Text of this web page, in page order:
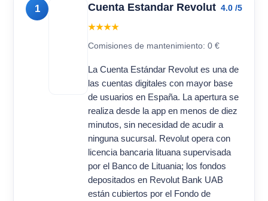
1 Cuenta Estandar Revolut 4.0 /5
★★★★
Comisiones de mantenimiento: 0 €
La Cuenta Estándar Revolut es una de
las cuentas digitales con mayor base
de usuarios en España. La apertura se
realiza desde la app en menos de diez
minutos, sin necesidad de acudir a
ninguna sucursal. Revolut opera con
licencia bancaria lituana supervisada
por el Banco de Lituania; los fondos
depositados en Revolut Bank UAB
están cubiertos por el Fondo de